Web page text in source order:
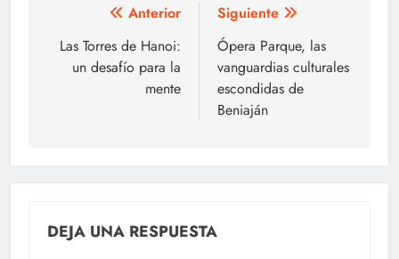
Navegación
de
entradas
Anterior
Las Torres de Hanoi:
un desafío para la
mente
Siguiente
Ópera Parque, las
vanguardias culturales
escondidas de
Beniaján
DEJA UNA RESPUESTA